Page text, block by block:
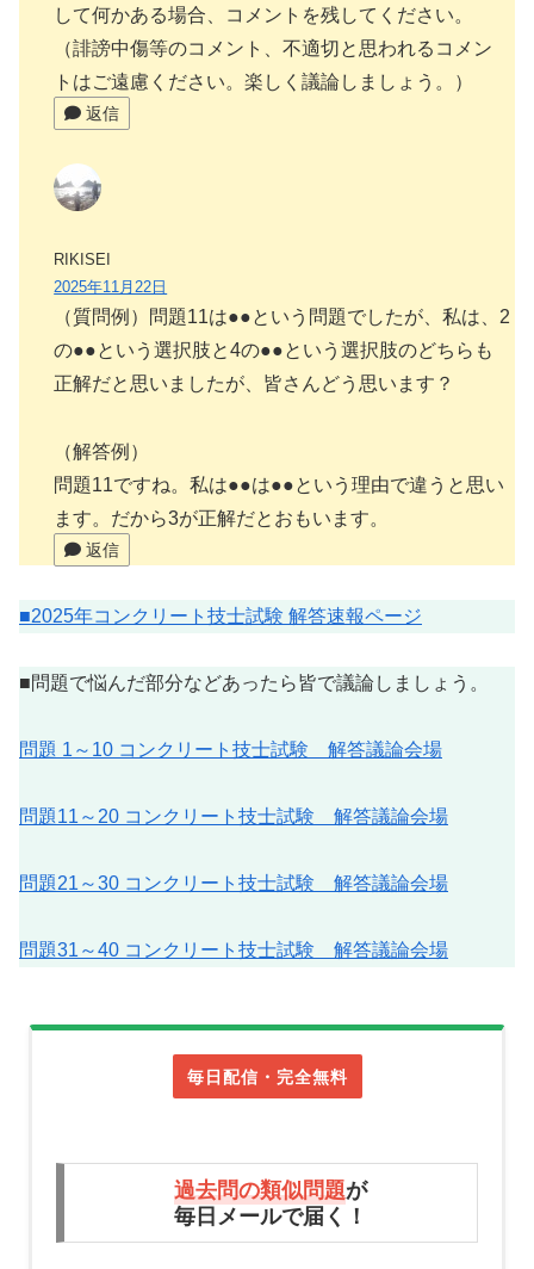
して何かある場合、コメントを残してください。
（誹謗中傷等のコメント、不適切と思われるコメン
トはご遠慮ください。楽しく議論しましょう。）
返信
RIKISEI
2025年11月22日
（質問例）問題11は●●という問題でしたが、私は、2
の●●という選択肢と4の●●という選択肢のどちらも
正解だと思いましたが、皆さんどう思います？
（解答例）
問題11ですね。私は●●は●●という理由で違うと思い
ます。だから3が正解だとおもいます。
返信
■2025年コンクリート技士試験 解答速報ページ
■問題で悩んだ部分などあったら皆で議論しましょう。
問題 1～10 コンクリート技士試験 解答議論会場
問題11～20 コンクリート技士試験 解答議論会場
問題21～30 コンクリート技士試験 解答議論会場
問題31～40 コンクリート技士試験 解答議論会場
毎日配信・完全無料
過去問の類似問題が
毎日メールで届く！